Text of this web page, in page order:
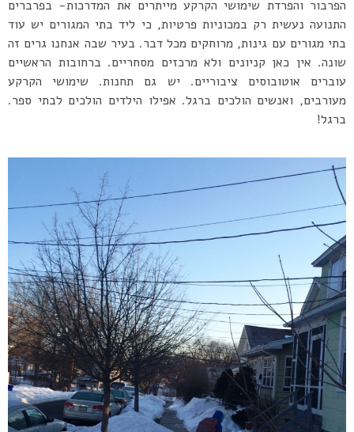
הפרבור והפרדת שימושי הקרקע מייתרים את המדרכות- בפרברים
התנועה נעשית רק במכוניות פרטיות, כי ליד בתי המגורים יש עוד
בתי מגורים עם גינות, מרוחקים מכל דבר. בעיר שבה אנחנו גרים זה
שונה. אין כאן קניונים ולא מרכזים מסחריים. ברחובות הראשיים
עוברים אוטובוסים ציבוריים. יש גם תחנות. שימושי הקרקע
מעורבים, ואנשים הולכים ברגל. אפילו הילדים הולכים לבתי ספר.
ברגל!